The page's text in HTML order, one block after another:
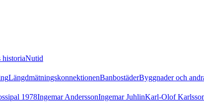
historiaNutid
LängdmätningskonnektionenBanbostäderByggnader och
1978Ingemar AnderssonIngemar JuhlinKarl-Olof